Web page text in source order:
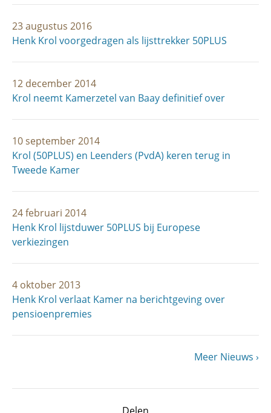
23 augustus 2016
Henk Krol voorgedragen als lijsttrekker 50PLUS
12 december 2014
Krol neemt Kamerzetel van Baay definitief over
10 september 2014
Krol (50PLUS) en Leenders (PvdA) keren terug in
Tweede Kamer
24 februari 2014
Henk Krol lijstduwer 50PLUS bij Europese
verkiezingen
4 oktober 2013
Henk Krol verlaat Kamer na berichtgeving over
pensioenpremies
Volgende
Meer Nieuws